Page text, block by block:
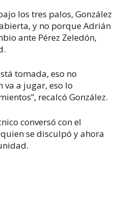
los tres palos, González
y no porque Adrián
ante Pérez Zeledón,
tomada, eso no
a jugar, eso lo
recalcó González.
conversó con el
se disculpó y ahora